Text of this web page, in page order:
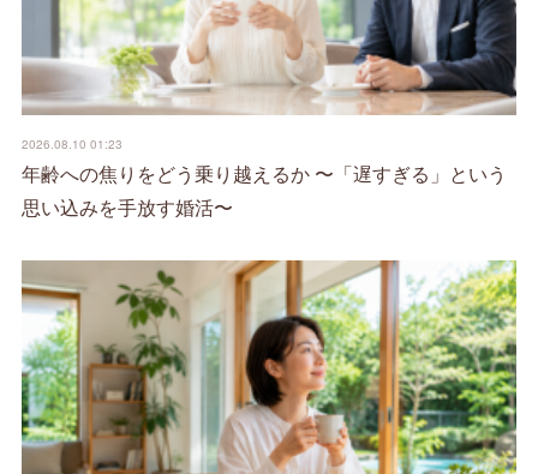
2026.08.10 01:23
年齢への焦りをどう乗り越えるか 〜「遅すぎる」という
思い込みを手放す婚活〜